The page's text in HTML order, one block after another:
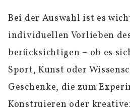
Bei der Auswahl ist es
individuellen Vorlieben
berücksichtigen – ob es
Sport, Kunst oder
Geschenke, die zum
Konstruieren oder